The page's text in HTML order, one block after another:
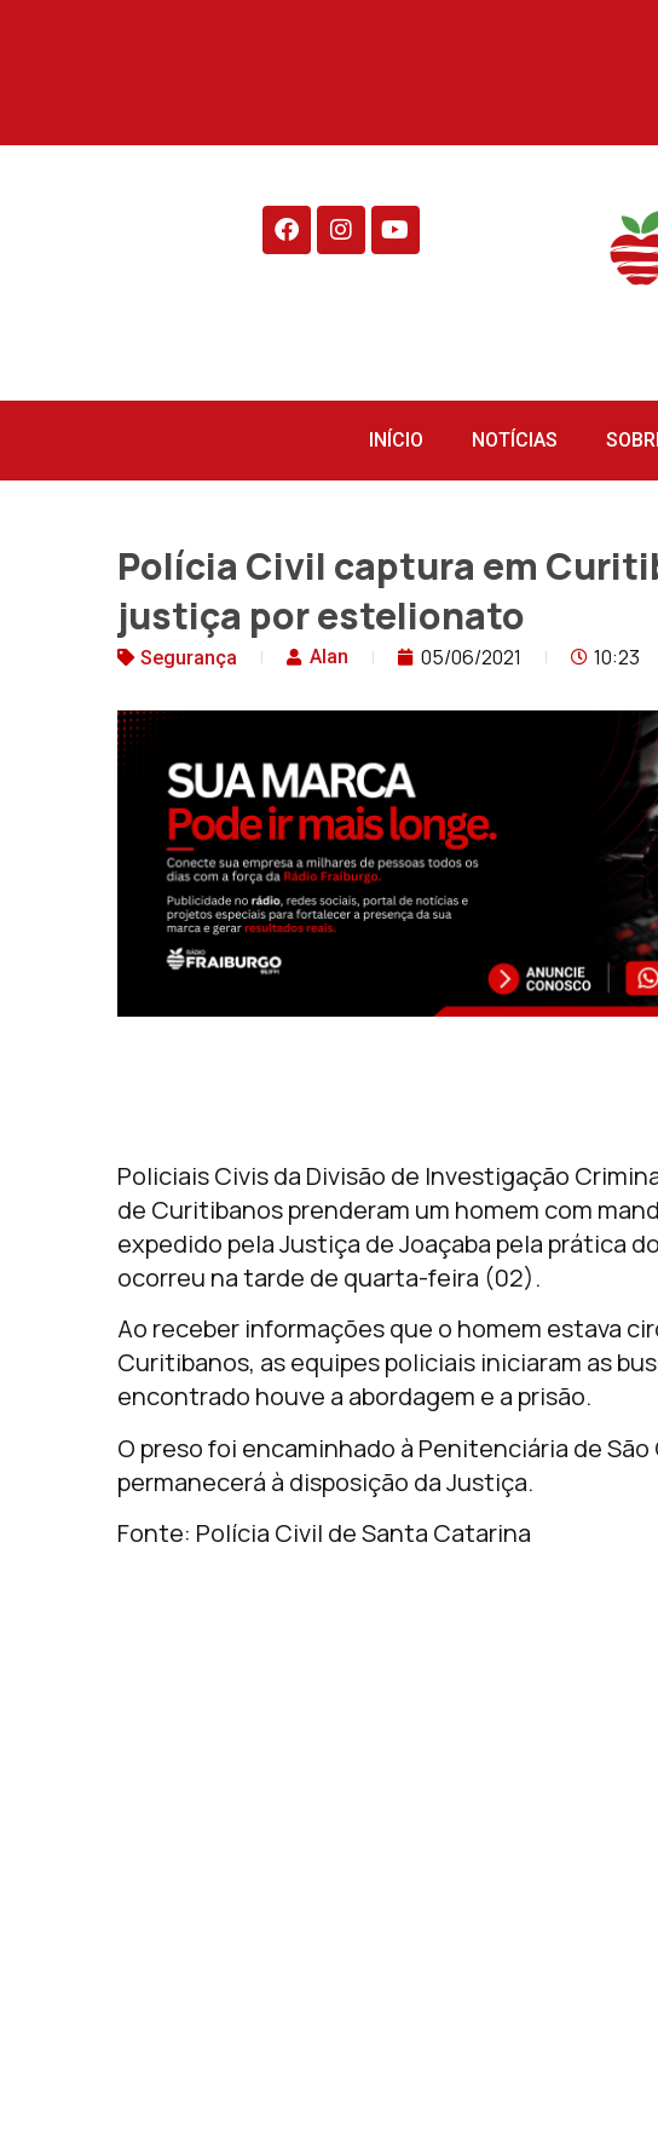
INÍCIO NOTÍCIAS
Polícia Civil captura em
justiça por estelionato
Segurança Alan 05/06/2021 10:23
Policiais Civis da Divisão de Investigação
de Curitibanos prenderam um homem com
expedido pela Justiça de Joaçaba pela prática
ocorreu na tarde de quarta-feira (02).
Ao receber informações que o homem estava
Curitibanos, as equipes policiais iniciaram as
encontrado houve a abordagem e a prisão.
O preso foi encaminhado à Penitenciária de
permanecerá à disposição da Justiça.
Fonte: Polícia Civil de Santa Catarina